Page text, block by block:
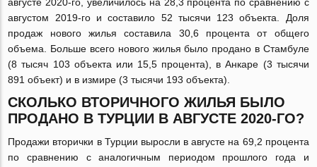
августом 2019-го и составило 52 тысячи 123 объекта. Доля
продаж нового жилья составила 30,6 процента от общего
объема. Больше всего нового жилья было продано в Стамбуле
(8 тысяч 103 объекта или 15,5 процента), в Анкаре (3 тысячи
891 объект) и в измире (3 тысячи 193 объекта).
СКОЛЬКО ВТОРИЧНОГО ЖИЛЬЯ БЫЛО
ПРОДАНО В ТУРЦИИ В АВГУСТЕ 2020-ГО?
Продажи вторички в Турции выросли в августе на 69,2 процента
по сравнению с аналогичным периодом прошлого года и